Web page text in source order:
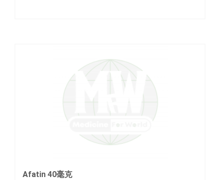
Afatin 40毫克